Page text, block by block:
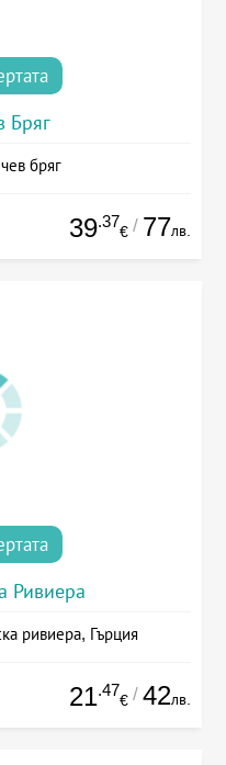
Бряг
бряг
39.37
€ / 77лв.
Ривиера
ривиера, Гърция
21.47
€ / 42лв.